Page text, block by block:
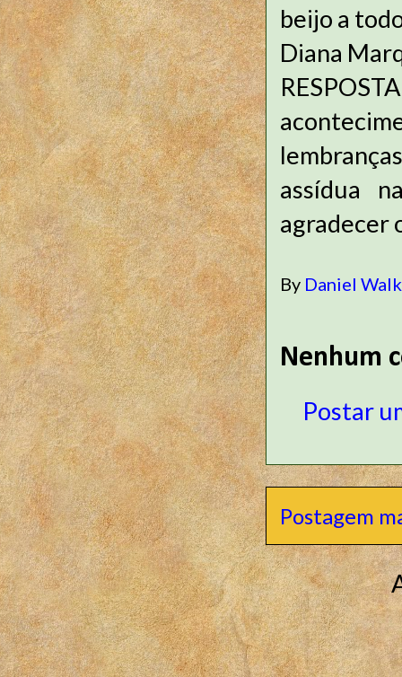
beijo a
Diana
assídua
agradecer
By Daniel
Nenhum
Postar
Postagem